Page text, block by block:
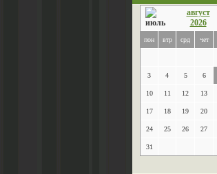
август
2026
пон втр срд чет
3 4 5 6
10 11 12 13
17 18 19 20
24 25 26 27
31